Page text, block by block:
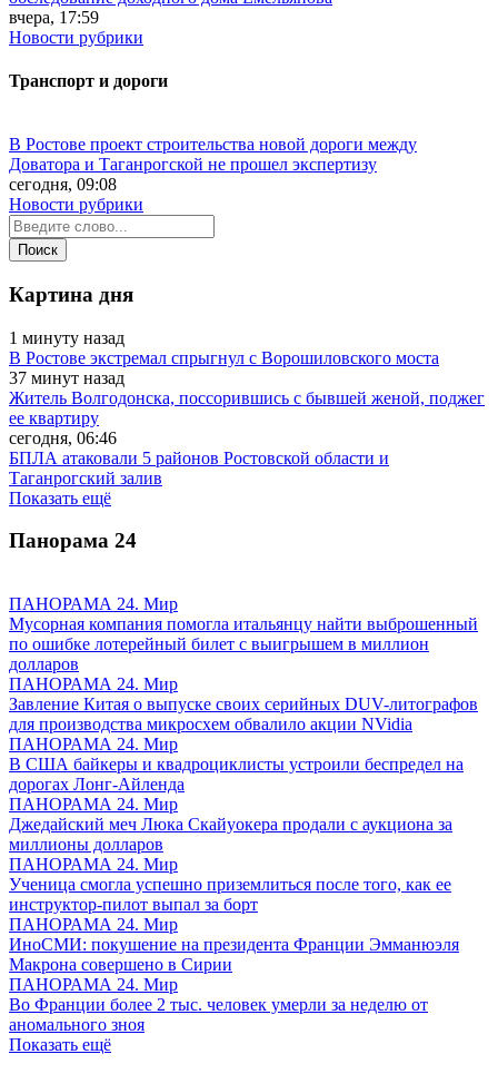
вчера, 17:59
Новости рубрики
Транспорт и дороги
В Ростове проект строительства новой дороги между
Доватора и Таганрогской не прошел экспертизу
сегодня, 09:08
Новости рубрики
Картина дня
1 минуту назад
В Ростове экстремал спрыгнул с Ворошиловского моста
37 минут назад
Житель Волгодонска, поссорившись с бывшей женой, поджег
ее квартиру
сегодня, 06:46
БПЛА атаковали 5 районов Ростовской области и
Таганрогский залив
Показать ещё
Панорама 24
ПАНОРАМА 24. Мир
Мусорная компания помогла итальянцу найти выброшенный
по ошибке лотерейный билет с выигрышем в миллион
долларов
ПАНОРАМА 24. Мир
Завление Китая о выпуске своих серийных DUV-литографов
для производства микросхем обвалило акции NVidia
ПАНОРАМА 24. Мир
В США байкеры и квадроциклисты устроили беспредел на
дорогах Лонг-Айленда
ПАНОРАМА 24. Мир
Джедайский меч Люка Скайуокера продали с аукциона за
миллионы долларов
ПАНОРАМА 24. Мир
Ученица смогла успешно приземлиться после того, как ее
инструктор-пилот выпал за борт
ПАНОРАМА 24. Мир
ИноСМИ: покушение на президента Франции Эмманюэля
Макрона совершено в Сирии
ПАНОРАМА 24. Мир
Во Франции более 2 тыс. человек умерли за неделю от
аномального зноя
Показать ещё